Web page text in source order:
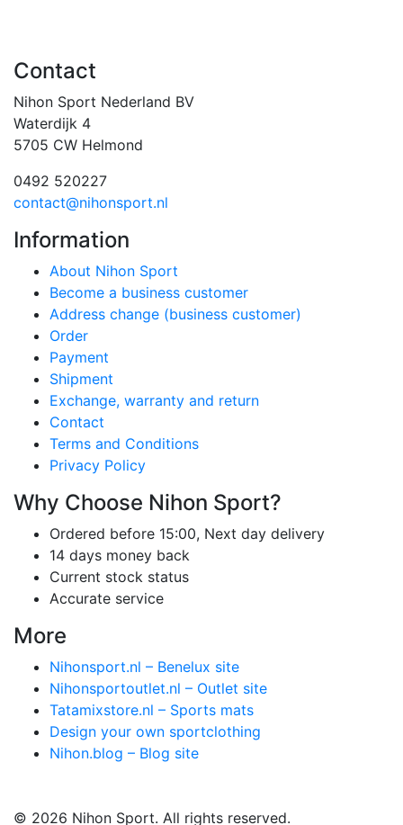
Contact
Nihon Sport Nederland BV
Waterdijk 4
5705 CW Helmond
0492 520227
contact@nihonsport.nl
Information
About Nihon Sport
Become a business customer
Address change (business customer)
Order
Payment
Shipment
Exchange, warranty and return
Contact
Terms and Conditions
Privacy Policy
Why Choose Nihon Sport?
Ordered before 15:00, Next day delivery
14 days money back
Current stock status
Accurate service
More
Nihonsport.nl – Benelux site
Nihonsportoutlet.nl – Outlet site
Tatamixstore.nl – Sports mats
Design your own sportclothing
Nihon.blog – Blog site
© 2026 Nihon Sport. All rights reserved.